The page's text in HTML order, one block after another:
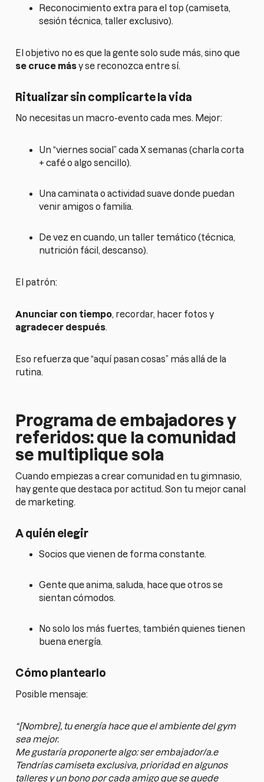
Reconocimiento extra para el top (camiseta,
sesión técnica, taller exclusivo).
El objetivo no es que la gente solo sude más, sino que
se cruce másy se reconozca entre sí.
Ritualizar sin complicarte la vida
No necesitas un macro-evento cada mes. Mejor:
Un “viernes social” cada X semanas (charla corta
+ café o algo sencillo).
Una caminata o actividad suave donde puedan
venir amigos o familia.
De vez en cuando, un taller temático (técnica,
nutrición fácil, descanso).
El patrón:
Anunciar con tiempo, recordar, hacer fotos y
agradecer después.
Eso refuerza que “aquí pasan cosas” más allá de la
rutina.
Programa de embajadores y
referidos: que la comunidad
se multiplique sola
Cuando empiezas a crear comunidad en tu gimnasio,
hay gente que destaca por actitud. Son tu mejor canal
de marketing.
A quién elegir
Socios que vienen de forma constante.
Gente que anima, saluda, hace que otros se
sientan cómodos.
No solo los más fuertes, también quienes tienen
buena energía.
Cómo plantearlo
Posible mensaje:
“[Nombre], tu energía hace que el ambiente del gym
sea mejor.
Me gustaría proponerte algo: ser embajador/a.e
Tendrías camiseta exclusiva, prioridad en algunos
talleres y un bono por cada amigo que se quede